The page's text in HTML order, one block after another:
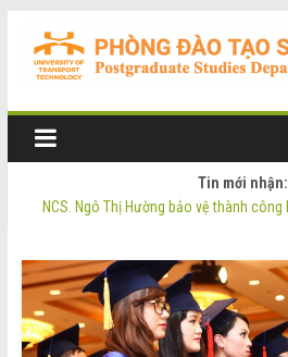
Tin mới nhận:
NCS. Ngô Thị Hường bảo vệ thành
Thông tin luận án tiến sĩ của NCS. Ngô
NCS. Phạm Thị Oanh bảo vệ thành